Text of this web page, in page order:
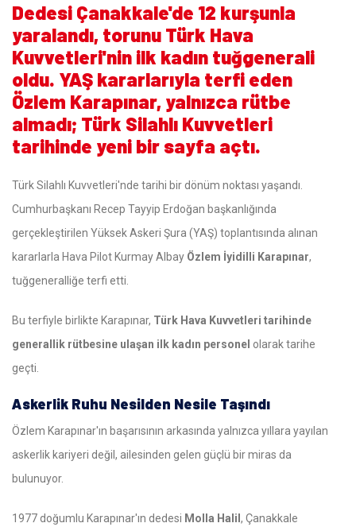
Dedesi Çanakkale'de 12 kurşunla
yaralandı, torunu Türk Hava
Kuvvetleri'nin ilk kadın tuğgenerali
oldu. YAŞ kararlarıyla terfi eden
Özlem Karapınar, yalnızca rütbe
almadı; Türk Silahlı Kuvvetleri
tarihinde yeni bir sayfa açtı.
Türk Silahlı Kuvvetleri'nde tarihi bir dönüm noktası yaşandı.
Cumhurbaşkanı Recep Tayyip Erdoğan başkanlığında
gerçekleştirilen Yüksek Askeri Şura (YAŞ) toplantısında alınan
kararlarla Hava Pilot Kurmay Albay Özlem İyidilli Karapınar,
tuğgeneralliğe terfi etti.
Bu terfiyle birlikte Karapınar, Türk Hava Kuvvetleri tarihinde
generallik rütbesine ulaşan ilk kadın personel olarak tarihe
geçti.
Askerlik Ruhu Nesilden Nesile Taşındı
Özlem Karapınar'ın başarısının arkasında yalnızca yıllara yayılan
askerlik kariyeri değil, ailesinden gelen güçlü bir miras da
bulunuyor.
1977 doğumlu Karapınar'ın dedesi Molla Halil , Çanakkale